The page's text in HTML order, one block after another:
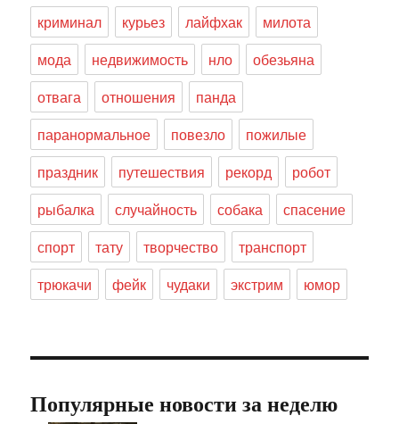
криминал курьез лайфхак
милота
мода
недвижимость нло
обезьяна
отвага
отношения
панда
паранормальное
повезло
пожилые
праздник
путешествия рекорд
робот
рыбалка
случайность собака
спасение
спорт
тату творчество
транспорт
трюкачи
фейк чудаки экстрим юмор
Популярные новости за неделю